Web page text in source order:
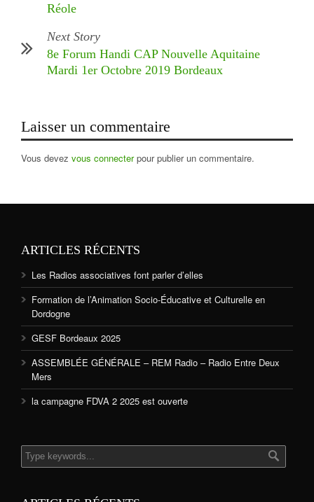
Réole
Next Story
8e Forum Handi CAP Nouvelle Aquitaine
Mardi 1er Octobre 2019 Bordeaux
Laisser un commentaire
Vous devez vous connecterpour publier un commentaire.
ARTICLES RÉCENTS
Les Radios associatives font parler d’elles
Formation de l’Animation Socio-Éducative et Culturelle en
Dordogne
GESF Bordeaux 2025
ASSEMBLÉE GÉNÉRALE – REM Radio – Radio Entre Deux
Mers
la campagne FDVA 2 2025 est ouverte